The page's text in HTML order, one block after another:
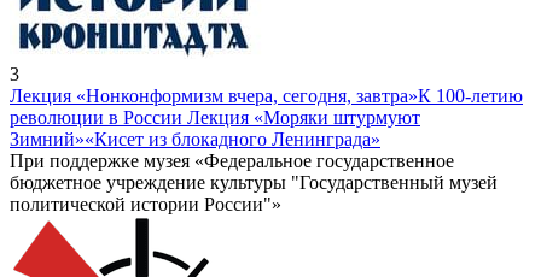
3
Лекция «Нонконформизм вчера, сегодня, завтра»К 100-летию
революции в России Лекция «Моряки штурмуют
Зимний»«Кисет из блокадного Ленинграда»
При поддержке музея «Федеральное государственное
бюджетное учреждение культуры "Государственный музей
политической истории России"»